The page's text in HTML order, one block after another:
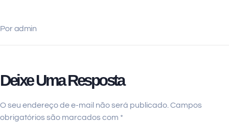
Poradmin
Deixe Uma Resposta
O seu endereço de e-mail não será publicado. Campos
obrigatórios são marcados com *